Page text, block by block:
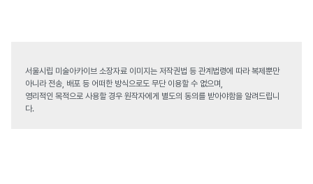
서울시립 미술아카이브 소장자료 이미지는 저작권법 등 관계법령에 따라 복제뿐만
아니라 전송, 배포 등 어떠한 방식으로도 무단 이용할 수 없으며,
영리적인 목적으로 사용할 경우 원작자에게 별도의 동의를 받아야함을 알려드립니
다.